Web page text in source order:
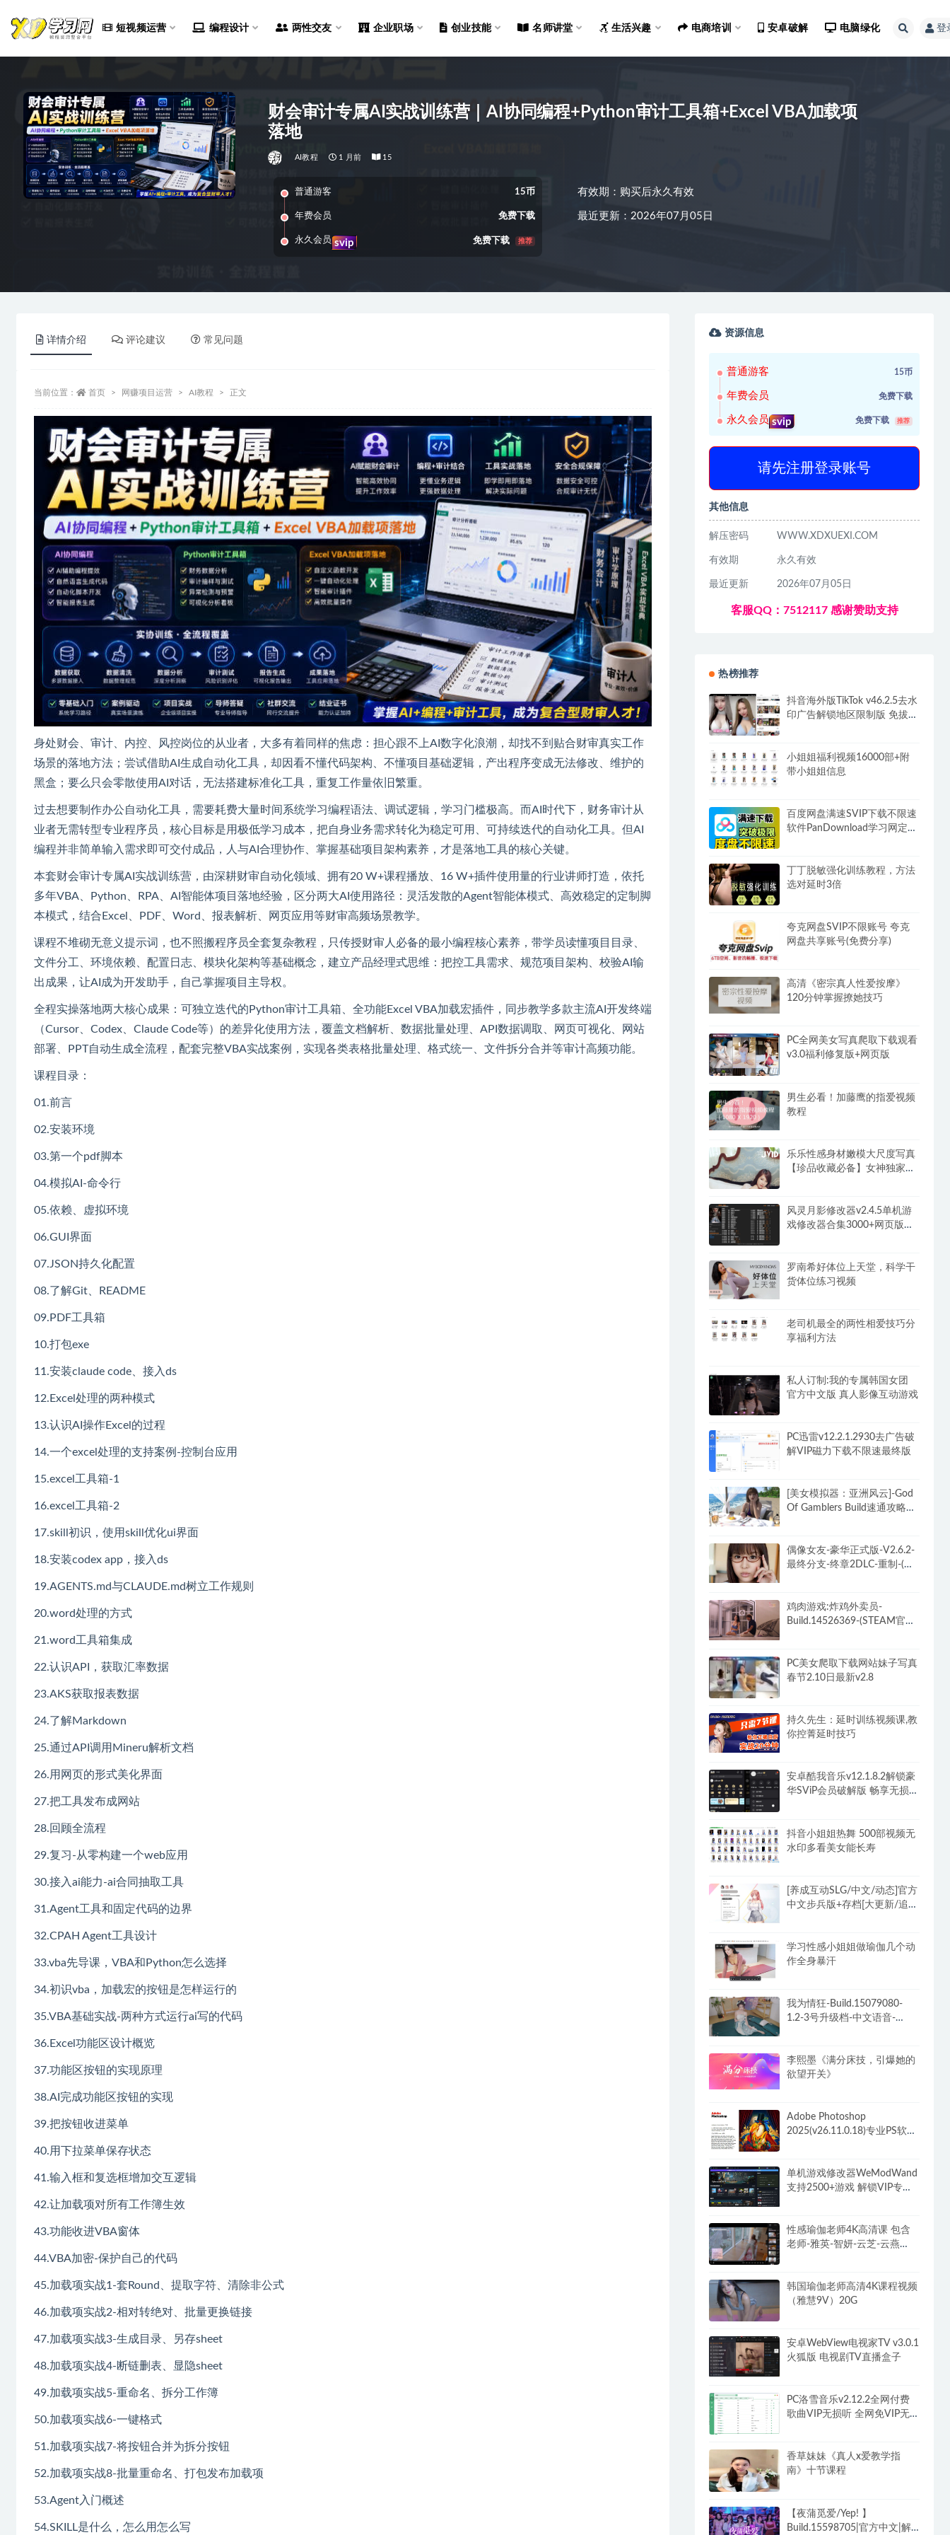
短视频运营 编程设计 两性交友 企业职场 创业技能 名师讲堂 生活兴趣 电商培训 安卓破解 电脑绿化 登
财会审计专属AI实战训练营｜AI协同编程+Python审计工具箱+Excel VBA加载项
落地
AI教程 1 月前 15
普通游客 15币
年费会员 免费下载
永久会员 svip 免费下载 推荐
有效期：购买后永久有效
最近更新：2026年07月05日
详情介绍 评论建议 常见问题
当前位置： 首页 网赚项目运营 AI教程 正文
身处财会、审计、内控、风控岗位的从业者，大多有着同样的焦虑：担心跟不上AI数字化浪潮，却找不到贴合财审真实工作
场景的落地方法；尝试借助AI生成自动化工具，却因看不懂代码架构、不懂项目基础逻辑，产出程序变成无法修改、维护的
黑盒；要么只会零散使用AI对话，无法搭建标准化工具，重复工作量依旧繁重。
过去想要制作办公自动化工具，需要耗费大量时间系统学习编程语法、调试逻辑，学习门槛极高。而AI时代下，财务审计从
业者无需转型专业程序员，核心目标是用极低学习成本，把自身业务需求转化为稳定可用、可持续迭代的自动化工具。但AI
编程并非简单输入需求即可交付成品，人与AI合理协作、掌握基础项目架构素养，才是落地工具的核心关键。
本套财会审计专属AI实战训练营，由深耕财审自动化领域、拥有20 W+课程播放、16 W+插件使用量的行业讲师打造，依托
多年VBA、Python、RPA、AI智能体项目落地经验，区分两大AI使用路径：灵活发散的Agent智能体模式、高效稳定的定制脚
本模式，结合Excel、PDF、Word、报表解析、网页应用等财审高频场景教学。
课程不堆砌无意义提示词，也不照搬程序员全套复杂教程，只传授财审人必备的最小编程核心素养，带学员读懂项目目录、
文件分工、环境依赖、配置日志、模块化架构等基础概念，建立产品经理式思维：把控工具需求、规范项目架构、校验AI输
出成果，让AI成为开发助手，自己掌握项目主导权。
全程实操落地两大核心成果：可独立迭代的Python审计工具箱、全功能Excel VBA加载宏插件，同步教学多款主流AI开发终端
（Cursor、Codex、Claude Code等）的差异化使用方法，覆盖文档解析、数据批量处理、API数据调取、网页可视化、网站
部署、PPT自动生成全流程，配套完整VBA实战案例，实现各类表格批量处理、格式统一、文件拆分合并等审计高频功能。
课程目录：
01.前言
02.安装环境
03.第一个pdf脚本
04.模拟AI-命令行
05.依赖、虚拟环境
06.GUI界面
07.JSON持久化配置
08.了解Git、README
09.PDF工具箱
10.打包exe
11.安装claude code、接入ds
12.Excel处理的两种模式
13.认识AI操作Excel的过程
14.一个excel处理的支持案例-控制台应用
15.excel工具箱-1
16.excel工具箱-2
17.skill初识，使用skill优化ui界面
18.安装codex app，接入ds
19.AGENTS.md与CLAUDE.md树立工作规则
20.word处理的方式
21.word工具箱集成
22.认识API，获取汇率数据
23.AKS获取报表数据
24.了解Markdown
25.通过API调用Mineru解析文档
26.用网页的形式美化界面
27.把工具发布成网站
28.回顾全流程
29.复习-从零构建一个web应用
30.接入ai能力-ai合同抽取工具
31.Agent工具和固定代码的边界
32.CPAH Agent工具设计
33.vba先导课，VBA和Python怎么选择
34.初识vba，加载宏的按钮是怎样运行的
35.VBA基础实战-两种方式运行ai写的代码
36.Excel功能区设计概览
37.功能区按钮的实现原理
38.AI完成功能区按钮的实现
39.把按钮收进菜单
40.用下拉菜单保存状态
41.输入框和复选框增加交互逻辑
42.让加载项对所有工作簿生效
43.功能收进VBA窗体
44.VBA加密-保护自己的代码
45.加载项实战1-套Round、提取字符、清除非公式
46.加载项实战2-相对转绝对、批量更换链接
47.加载项实战3-生成目录、另存sheet
48.加载项实战4-断链删表、显隐sheet
49.加载项实战5-重命名、拆分工作簿
50.加载项实战6-一键格式
51.加载项实战7-将按钮合并为拆分按钮
52.加载项实战8-批量重命名、打包发布加载项
53.Agent入门概述
54.SKILL是什么，怎么用怎么写
资源信息
普通游客 15币
年费会员 免费下载
永久会员 svip 免费下载 推荐
请先注册登录账号
其他信息
解压密码 WWW.XDXUEXI.COM
有效期 永久有效
最近更新 2026年07月05日
客服QQ：7512117 感谢赞助支持
热榜推荐
抖音海外版TikTok v46.2.5去水
印广告解锁地区限制版 免拔卡
小姐姐福利视频16000部+附
带小姐姐信息
百度网盘满速SVIP下载不限速
软件PanDownload学习网定制
丁丁脱敏强化训练教程，方法
选对延时3倍
夸克网盘SVIP不限账号 夸克
网盘共享账号(免费分享)
高清《密宗真人性爱按摩》
120分钟掌握撩她技巧
PC全网美女写真爬取下载观看
v3.0福利修复版+网页版
男生必看！加藤鹰的指爱视频
教程
乐乐性感身材嫩模大尺度写真
【珍品收藏必备】女神独家超
风灵月影修改器v2.4.5单机游
戏修改器合集3000+网页版永
罗南希好体位上天堂，科学干
货体位练习视频
老司机最全的两性相爱技巧分
享福利方法
私人订制:我的专属韩国女团
官方中文版 真人影像互动游戏
PC迅雷v12.2.1.2930去广告破
解VIP磁力下载不限速最终版
[美女模拟器：亚洲风云]-God
Of Gamblers Build速通攻略
偶像女友-豪华正式版-V2.6.2-
最终分支-终章2DLC-重制-(官
鸡肉游戏:炸鸡外卖员-
Build.14526369-(STEAM官中
PC美女爬取下载网站妹子写真
春节2.10日最新v2.8
持久先生：延时训练视频课,教
你控菁延时技巧
安卓酷我音乐v12.1.8.2解锁豪
华SViP会员破解版 畅享无损音
抖音小姐姐热舞 500部视频无
水印多看美女能长寿
[养成互动SLG/中文/动态]官方
中文步兵版+存档[大更新/追加
学习性感小姐姐做瑜伽几个动
作全身暴汗
我为情狂-Build.15079080-
1.2-3号升级档-中文语音-
李熙墨《满分床技，引爆她的
欲望开关》
Adobe Photoshop
2025(v26.11.0.18)专业PS软件
单机游戏修改器WeModWand
支持2500+游戏 解锁VIP专业
性感瑜伽老师4K高清课 包含
老师-雅英-智妍-云芝-云燕
韩国瑜伽老师高清4K课程视频
（雅慧9V）20G
安卓WebView电视家TV v3.0.1
火狐版 电视剧TV直播盒子
PC洛雪音乐v2.12.2全网付费
歌曲VIP无损听 全网免VIP无
香草妹妹《真人x爱教学指
南》十节课程
【夜蒲觅爱/Yep! 】
Build.15598705|官方中文|解